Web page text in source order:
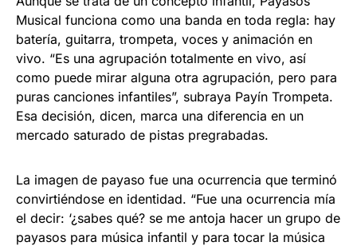
Musical funciona como una banda en toda regla: hay
batería, guitarra, trompeta, voces y animación en
vivo. “Es una agrupación totalmente en vivo, así
como puede mirar alguna otra agrupación, pero para
puras canciones infantiles”, subraya Payín Trompeta.
Esa decisión, dicen, marca una diferencia en un
mercado saturado de pistas pregrabadas.
La imagen de payaso fue una ocurrencia que terminó
convirtiéndose en identidad. “Fue una ocurrencia mía
el decir: ‘¿sabes qué? se me antoja hacer un grupo de
payasos para música infantil y para tocar la música